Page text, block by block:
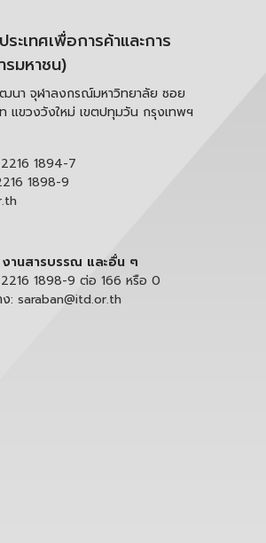
ะเทศเพื่อการค้าและการ
มหาชน)
นา จุฬาลงกรณ์มหาวิทยาลัย ซอย
แขวงวังใหม่ เขตปทุมวัน กรุงเทพฯ
1894-7
1898-9
านสารบรรณ และอื่น ๆ
1898-9 ต่อ 166 หรือ 0
: saraban@itd.or.th